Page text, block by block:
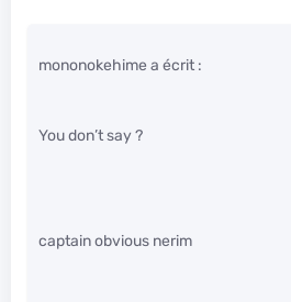
mononokehime a écrit :
You don’t say ?
captain obvious nerim